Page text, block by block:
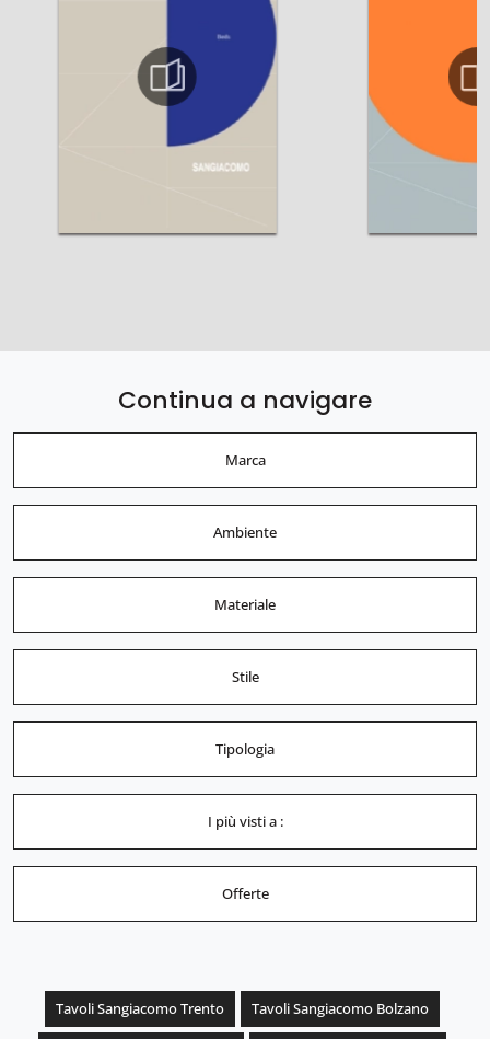
Continua a navigare
Marca
Ambiente
Materiale
Stile
Tipologia
I più visti a :
Offerte
Tavoli Sangiacomo Trento Tavoli Sangiacomo Bolzano